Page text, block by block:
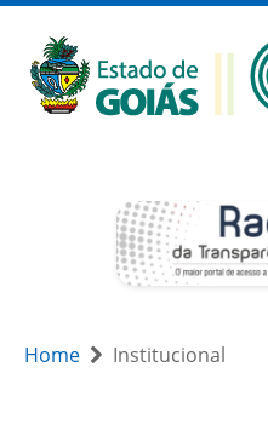
Home Institucional